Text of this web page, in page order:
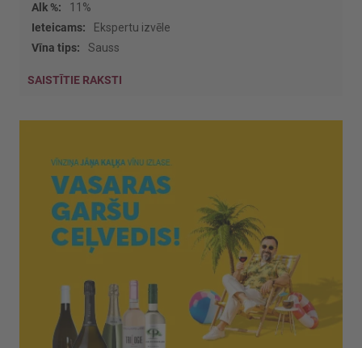
11%
Ekspertu izvēle
Sauss
SAISTĪTIE RAKSTI